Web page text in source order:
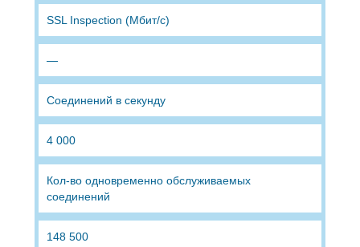
SSL Inspection (Мбит/с)
—
Соединений в секунду
4 000
Кол-во одновременно обслуживаемых
соединений
148 500